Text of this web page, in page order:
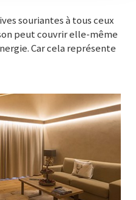
souriantes à tous ceux
peut couvrir elle-même
Car cela représente